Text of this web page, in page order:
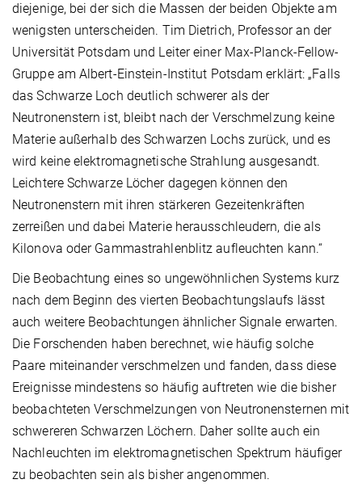
diejenige, bei der sich die Massen der beiden Objekte am
wenigsten unterscheiden. Tim Dietrich, Professor an der
Universität Potsdam und Leiter einer Max-Planck-Fellow-
Gruppe am Albert-Einstein-Institut Potsdam erklärt: „Falls
das Schwarze Loch deutlich schwerer als der
Neutronenstern ist, bleibt nach der Verschmelzung keine
Materie außerhalb des Schwarzen Lochs zurück, und es
wird keine elektromagnetische Strahlung ausgesandt.
Leichtere Schwarze Löcher dagegen können den
Neutronenstern mit ihren stärkeren Gezeitenkräften
zerreißen und dabei Materie herausschleudern, die als
Kilonova oder Gammastrahlenblitz aufleuchten kann.“
Die Beobachtung eines so ungewöhnlichen Systems kurz
nach dem Beginn des vierten Beobachtungslaufs lässt
auch weitere Beobachtungen ähnlicher Signale erwarten.
Die Forschenden haben berechnet, wie häufig solche
Paare miteinander verschmelzen und fanden, dass diese
Ereignisse mindestens so häufig auftreten wie die bisher
beobachteten Verschmelzungen von Neutronensternen mit
schwereren Schwarzen Löchern. Daher sollte auch ein
Nachleuchten im elektromagnetischen Spektrum häufiger
zu beobachten sein als bisher angenommen.